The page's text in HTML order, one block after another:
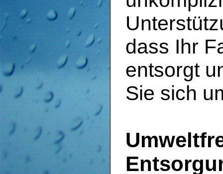
dass Ihr
entsorgt
Sie sich